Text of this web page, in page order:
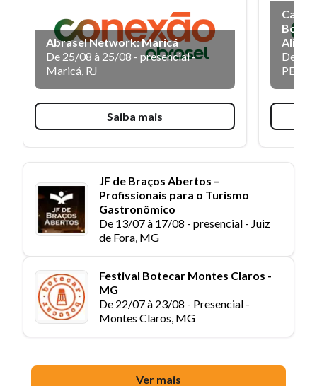
Abrasel Network: Maricá
De 25/08 à 25/08 - presencial-
Maricá, RJ
Saiba mais
Boas
De
PE
JF de Braços Abertos –
Profissionais para o Turismo
Gastronômico
De 13/07 à 17/08 - presencial - Juiz
de Fora, MG
Festival Botecar Montes Claros -
MG
De 22/07 à 23/08 - Presencial -
Montes Claros, MG
Ver mais